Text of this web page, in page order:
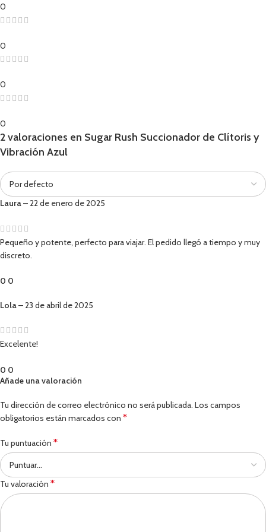
0
0
0
0
2 valoraciones en Sugar Rush Succionador de Clítoris y
Vibración Azul
Laura–22 de enero de 2025
Pequeño y potente, perfecto para viajar. El pedido llegó a tiempo y muy
discreto.
0 0
Lola–23 de abril de 2025
Excelente!
0 0
Añade una valoración
Tu dirección de correo electrónico no será publicada. Los campos
obligatorios están marcados con *
Tu puntuación *
Tu valoración *